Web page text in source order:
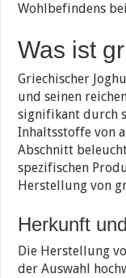
Wohlbefindens
Was ist
Griechischer
und seinen
signifikant durch
Inhaltsstoffe von
Abschnitt
spezifischen
Herstellung von
Herkunft
Die Herstellung
der Auswahl